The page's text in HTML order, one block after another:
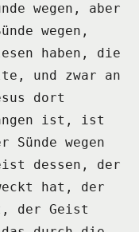
wegen,
aber
wegen,
haben, die
und zwar an
dort
ist,
ist
Sünde wegen
dessen, der
hat,
der
der Geist